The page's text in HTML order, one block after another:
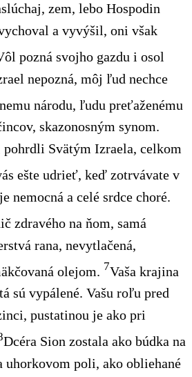
zem, lebo Hospodin
a vyvýšil, oni však
pozná svojho gazdu i osol
nepozná, môj ľud nechce
národu, ľudu preťaženému
skazonosným synom.
Svätým Izraela, celkom
ešte udrieť, keď zotrvávate v
nemocná a celé srdce choré.
zdravého na ňom, samá
rana, nevytlačená,
olejom. 7Vaša krajina
sú vypálené. Vašu roľu pred
pustatinou je ako pri
Dcéra Sion zostala ako búdka na
poli, ako obliehané